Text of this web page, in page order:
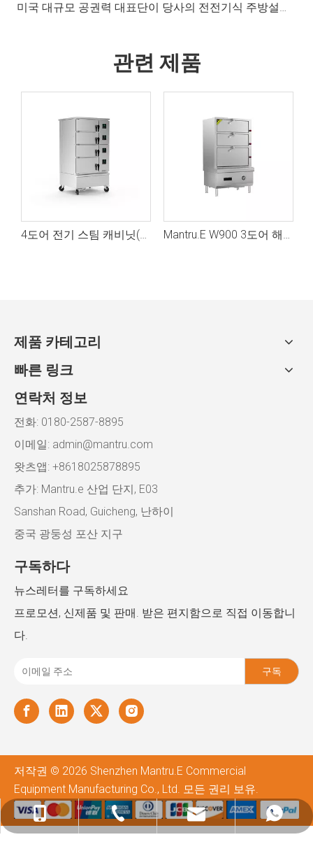
미국 대규모 공권력 대표단이 당사의 전전기식 주방설비를 방문하였습니다.
관련 제품
4도어 전기 스팀 캐비닛(전기 백업 시스템) Mantru.E W900 3도어 해산물 찜통 캐비닛
제품 카테고리
빠른 링크
연락처 정보
전화: 0180-2587-8895
이메일: admin@mantru.com
왓츠앱: +8618025878895
추가: Mantru.e 산업 단지, E03
Sanshan Road, Guicheng, 난하이
중국 광둥성 포산 지구
0180-2587-8895
0757-8127-3509
admin@mantru.com
+8618025878895
구독하다
뉴스레터를 구독하세요
프로모션, 신제품 및 판매. 받은 편지함으로 직접 이동합니
다.
구독
저작권 © 2026 Shenzhen Mantru.E Commercial
Equipment Manufacturing Co., Ltd. 모든 권리 보유.